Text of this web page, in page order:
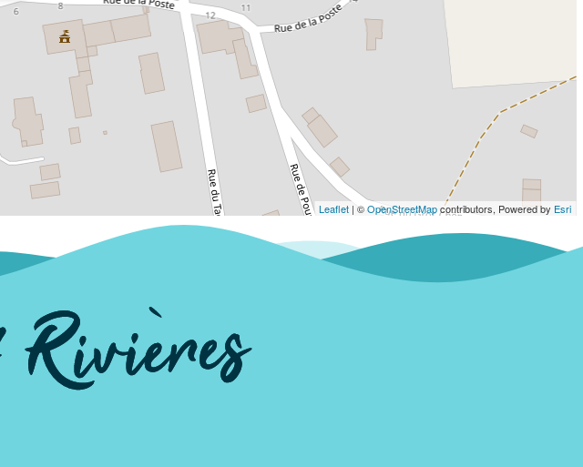
Leaflet | ©OpenStreetMapcontributors, Powered by Esri